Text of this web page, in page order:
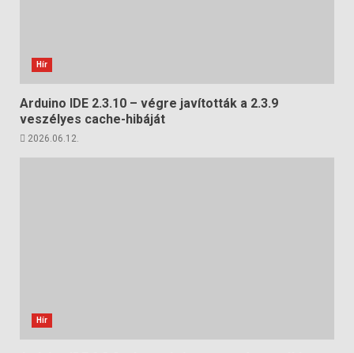
Hír
Arduino IDE 2.3.10 – végre javították a 2.3.9
veszélyes cache-hibáját
2026.06.12.
Hír